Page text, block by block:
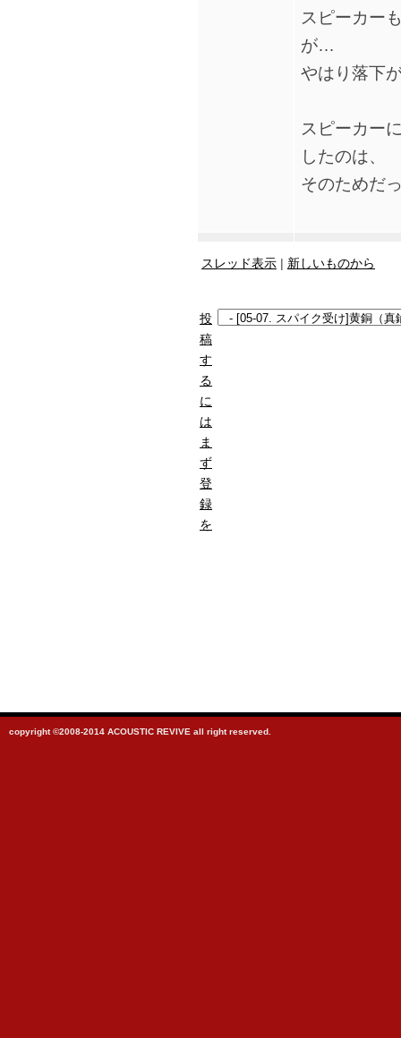
スピーカー
が…
やはり落下
スピーカー
したのは、
そのためだ
スレッド表示 | 新しいものから
投
稿
す
る
に
は
ま
ず
登
録
を
copyright ©2008-2014 ACOUSTIC REVIVE all right reserved.